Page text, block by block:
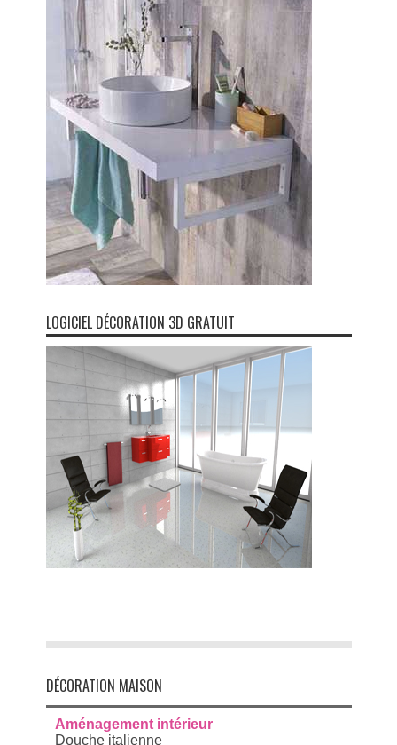
LOGICIEL DÉCORATION 3D GRATUIT
DÉCORATION MAISON
Aménagement intérieur
Douche italienne